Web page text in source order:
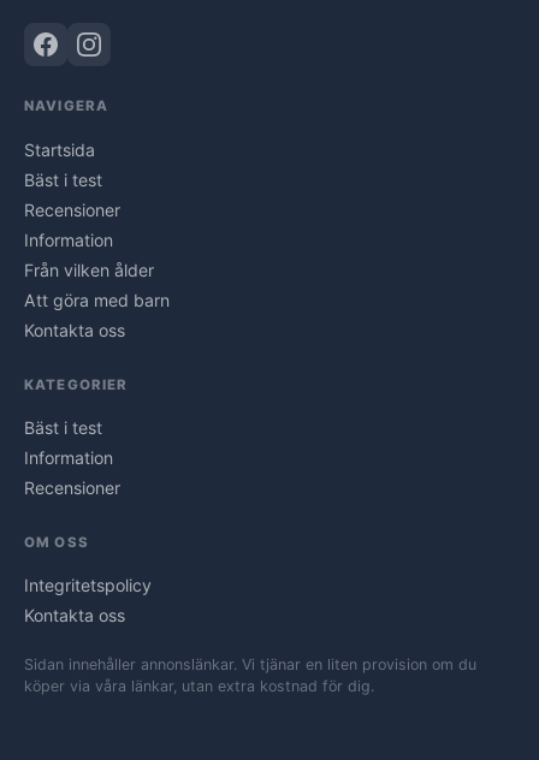
NAVIGERA
Startsida
Bäst i test
Recensioner
Information
Från vilken ålder
Att göra med barn
Kontakta oss
KATEGORIER
Bäst i test
Information
Recensioner
OM OSS
Integritetspolicy
Kontakta oss
Sidan innehåller annonslänkar. Vi tjänar en liten provision om du
köper via våra länkar, utan extra kostnad för dig.